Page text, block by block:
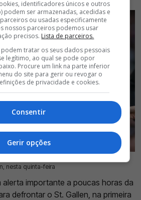
do Benfica e vai ficar de fora do primeiro
nesta quinta-feira
alerta importante a poucas horas da
defrontar o St. Gallen, na primeira
identificadores únicos e outros
podem ser armazenadas, acedidas e
ou usadas especificamente
nossos parceiros podemos usar
precisos. Lista de parceiros.
tratar os seus dados pessoais
legítimo, ao qual se pode opor
Procure um link na parte inferior
do site para gerir ou revogar o
de privacidade e cookies.
Consentir
Gerir opções